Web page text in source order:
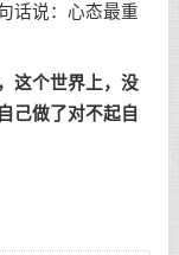
话说：心态最重
这个世界上，没
己做了对不起自